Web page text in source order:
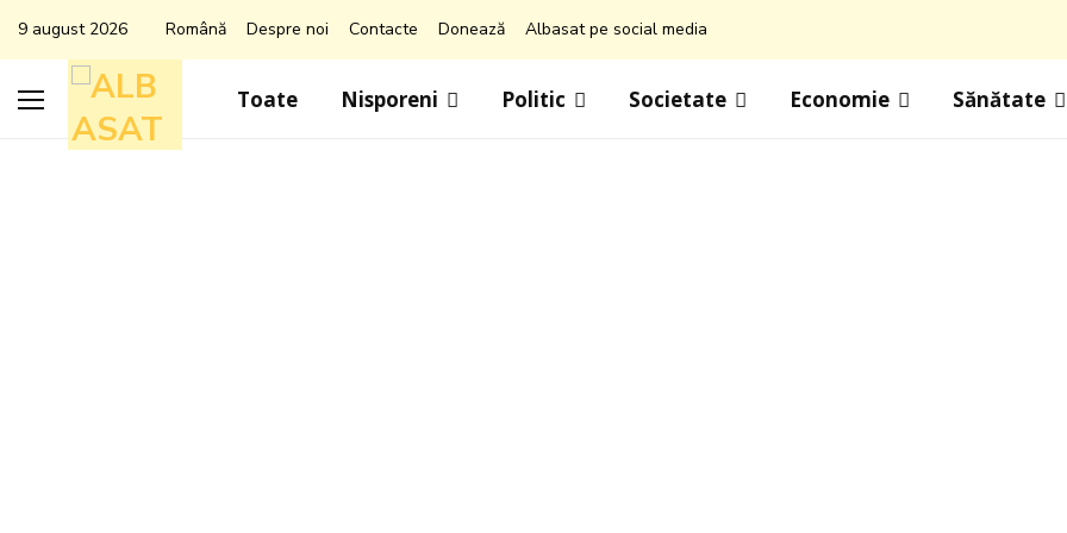
9 august 2026 Română Despre noi Contacte Donează Albasat pe social media
Toate Nisporeni Politic Societate Economie Sănătate